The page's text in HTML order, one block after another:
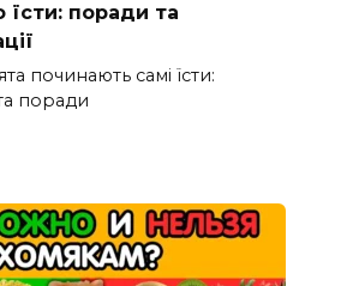
їсти: поради та
починають самі їсти:
поради